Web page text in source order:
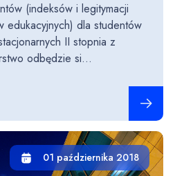
(indeksów i legitymacji
edukacyjnych) dla studentów
II stopnia z
odbędzie si...
01 października 2018